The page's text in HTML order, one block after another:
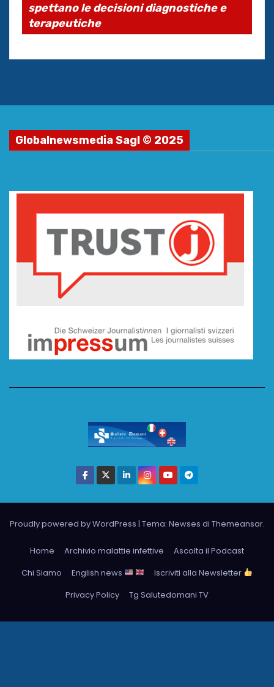
spettano le decisioni diagnostiche e
terapeutiche
Globalnewsmedia Sagl © 2025
Proudly powered by WordPress | Tema: Newses di Themeansar.
Home Archivio malattie infettive
Ascolta il Podcast
Chi Siamo
English news
Iscriviti alla Newsletter
Privacy Policy
Tg Salutedomani TV